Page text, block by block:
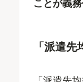
ことが義
「派遣先